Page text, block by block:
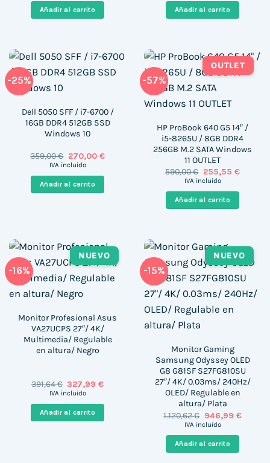
era:
842,00 €.
Añadir al carrito
era:
477,00 €.
es:
Añadir al carrito
-25%
Dell 5050 SFF / i7-6700 /
16GB DDR4 512GB SSD
Windows 10
359,00€ El
precio
era:
359,00 €.
270,00 €El
es:
270,00 €.
IVA incluido
Añadir al carrito
-57%
OUTLET
HP ProBook 640 G5 14″ /
i5-8265U / 8GB DDR4
256GB M.2 SATA Windows
11 OUTLET
590,00€ El
precio
era:
590,00 €.
255,55 €El
es:
255,55
IVA incluido
Añadir al carrito
-16%
NUEVO
Monitor Profesional Asus
VA27UCPS 27″/ 4K/
Multimedia/ Regulable
en altura/ Negro
391,64€ El
precio
era:
391,64 €.
327,99€El
es:
327,99 €.
IVA incluido
Añadir al carrito
-15%
NUEVO
Monitor Gaming
Samsung Odyssey OLED
G8 G81SF S27FG810SU
27″/ 4K/ 0.03ms/ 240Hz/
OLED/ Regulable en
altura/ Plata
1.120,62€ El
precio
era:
1.120,62 €.
946,99 €El
IVA incluido
Añadir al carrito